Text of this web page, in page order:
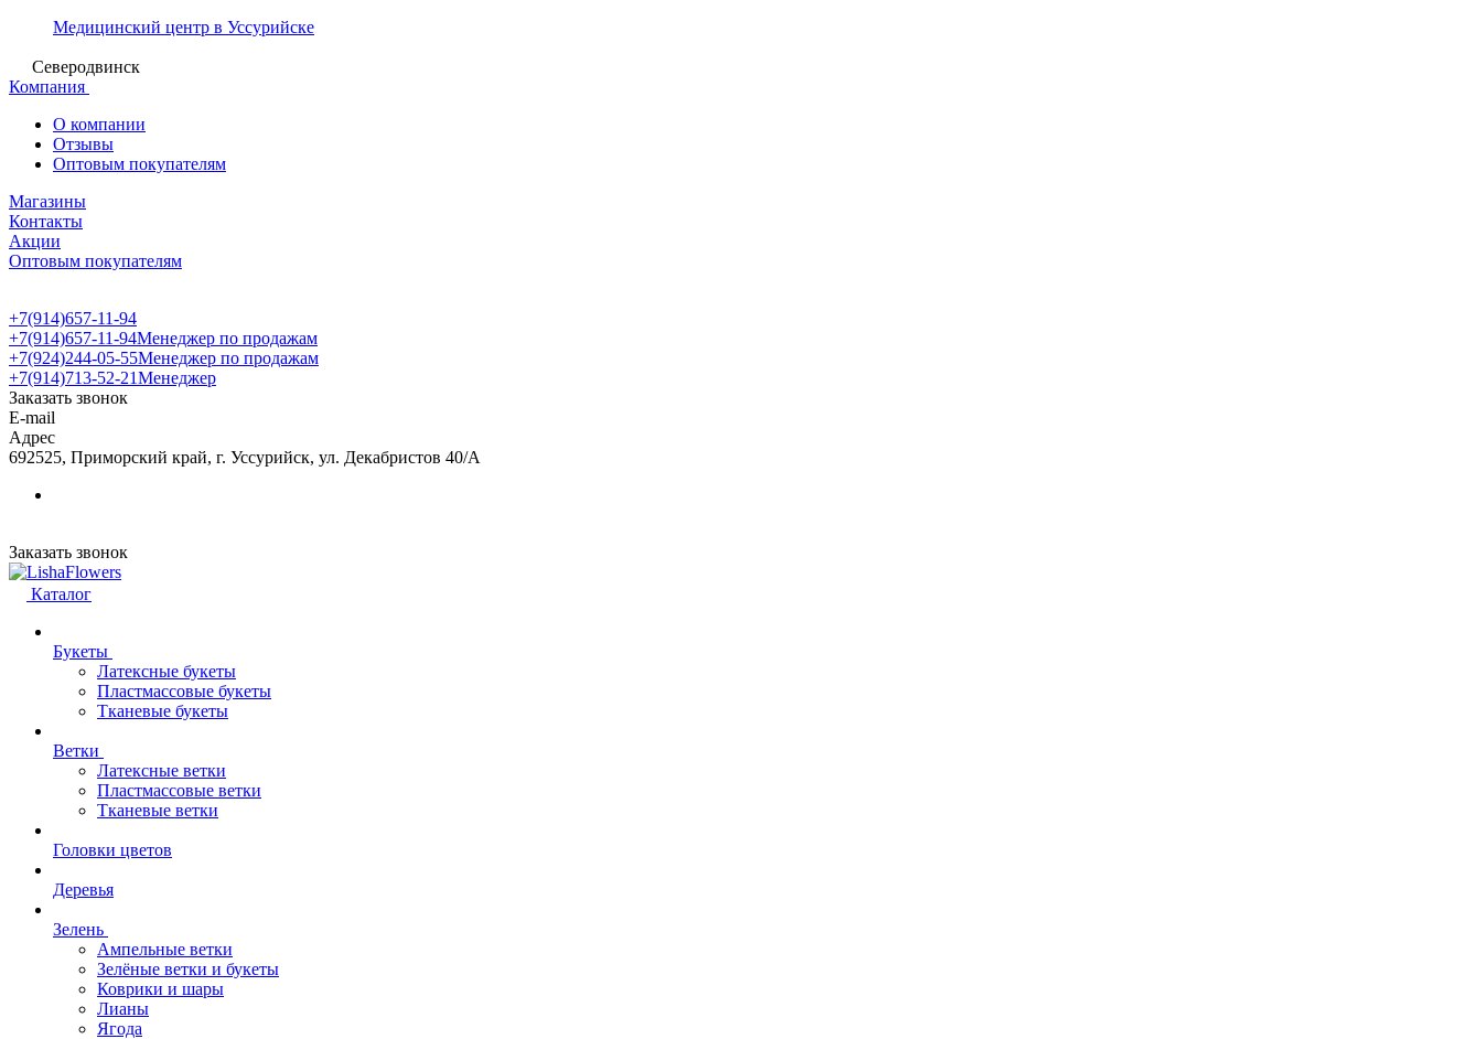
Медицинский центр в Уссурийске
Северодвинск
Компания
О компании
Отзывы
Оптовым покупателям
Магазины
Контакты
Акции
Оптовым покупателям
+7(914)657-11-94
+7(914)657-11-94Менеджер по продажам
+7(924)244-05-55Менеджер по продажам
+7(914)713-52-21Менеджер
Заказать звонок
E-mail
Адрес
692525, Приморский край, г. Уссурийск, ул. Декабристов 40/А
Заказать звонок
Каталог
Букеты
Латексные букеты
Пластмассовые букеты
Тканевые букеты
Ветки
Латексные ветки
Пластмассовые ветки
Тканевые ветки
Головки цветов
Деревья
Зелень
Ампельные ветки
Зелёные ветки и букеты
Коврики и шары
Лианы
Ягода